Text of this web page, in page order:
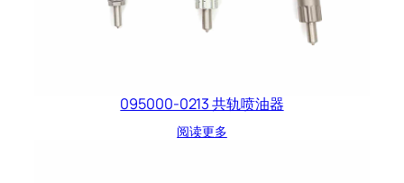
095000-0213 共轨喷油器
阅读更多